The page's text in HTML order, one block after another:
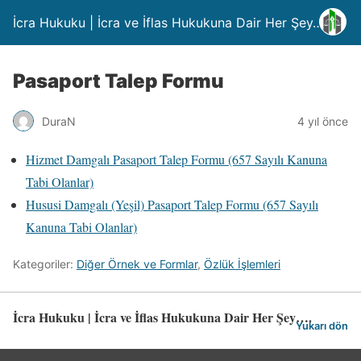
İcra Hukuku | İcra ve İflas Hukukuna Dair Her Şey….
Pasaport Talep Formu
DuraN 4 yıl önce
Hizmet Damgalı Pasaport Talep Formu (657 Sayılı Kanuna
Tabi Olanlar)
Hususi Damgalı (Yeşil) Pasaport Talep Formu (657 Sayılı
Kanuna Tabi Olanlar)
Kategoriler: Diğer Örnek ve Formlar, Özlük İşlemleri
İcra Hukuku | İcra ve İflas Hukukuna Dair Her Şey….Yukarı dön